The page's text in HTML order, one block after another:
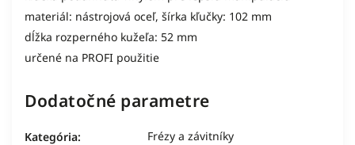
materiál: nástrojová oceľ, šírka kľučky: 102 mm
dĺžka rozperného kužeľa: 52 mm
určené na PROFI použitie
Dodatočné parametre
Kategória:
Frézy a závitníky